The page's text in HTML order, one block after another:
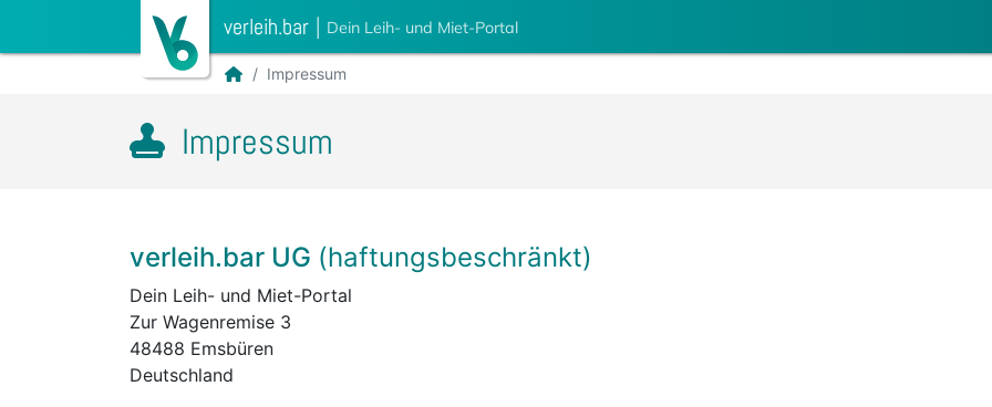
verleih.bar | Dein Leih- und Miet-Portal
Impressum
Impressum
verleih.bar UG (haftungsbeschränkt)
Dein Leih- und Miet-Portal
Zur Wagenremise 3
48488 Emsbüren
Deutschland